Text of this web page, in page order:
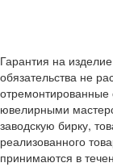
Гарантия на
обязательства не
ювелирными
заводскую бирку,
реализованного
принимаются в